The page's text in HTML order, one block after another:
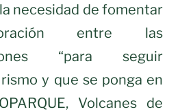
necesidad de fomentar
entre las
“para seguir
y que se ponga en
Volcanes de